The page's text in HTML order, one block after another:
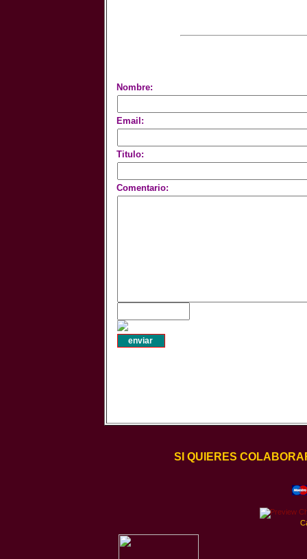
Nombre:
Email:
Titulo:
Comentario:
SI QUIERES